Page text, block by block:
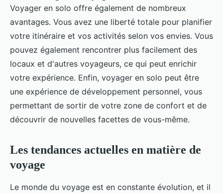
Voyager en solo offre également de nombreux
avantages. Vous avez une liberté totale pour planifier
votre itinéraire et vos activités selon vos envies. Vous
pouvez également rencontrer plus facilement des
locaux et d'autres voyageurs, ce qui peut enrichir
votre expérience. Enfin, voyager en solo peut être
une expérience de développement personnel, vous
permettant de sortir de votre zone de confort et de
découvrir de nouvelles facettes de vous-même.
Les tendances actuelles en matière de
voyage
Le monde du voyage est en constante évolution, et il